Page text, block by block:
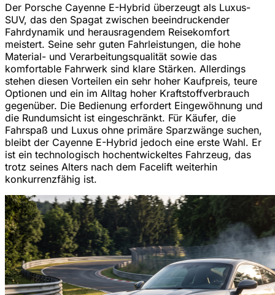
Der Porsche Cayenne E-Hybrid überzeugt als Luxus-
SUV, das den Spagat zwischen beeindruckender
Fahrdynamik und herausragendem Reisekomfort
meistert. Seine sehr guten Fahrleistungen, die hohe
Material- und Verarbeitungsqualität sowie das
komfortable Fahrwerk sind klare Stärken. Allerdings
stehen diesen Vorteilen ein sehr hoher Kaufpreis, teure
Optionen und ein im Alltag hoher Kraftstoffverbrauch
gegenüber. Die Bedienung erfordert Eingewöhnung und
die Rundumsicht ist eingeschränkt. Für Käufer, die
Fahrspaß und Luxus ohne primäre Sparzwänge suchen,
bleibt der Cayenne E-Hybrid jedoch eine erste Wahl. Er
ist ein technologisch hochentwickeltes Fahrzeug, das
trotz seines Alters nach dem Facelift weiterhin
konkurrenzfähig ist.